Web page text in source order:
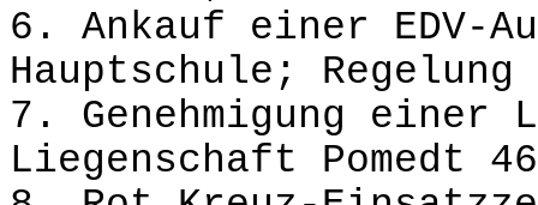
6. Ankauf einer EDV-
Hauptschule;
7. Genehmigung einer
Liegenschaft Pomedt